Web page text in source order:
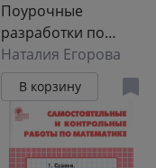
Поурочные
разработки по
русскому языку к
УМК М.Т. Баранова,
Т.А. Ладыженской и
др. 6 класс
Наталия Егорова
В корзину